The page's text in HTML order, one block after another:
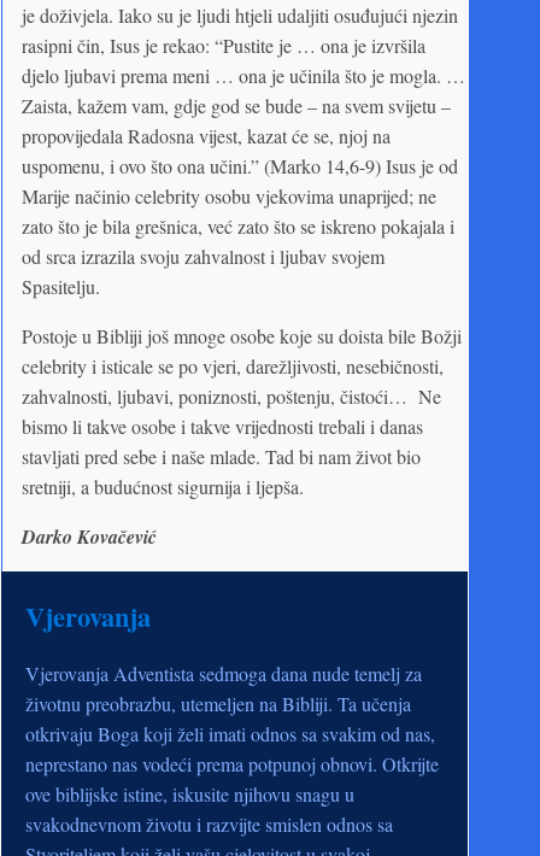
je doživjela. Iako su je ljudi htjeli udaljiti osuđujući njezin
rasipni čin, Isus je rekao: “Pustite je … ona je izvršila
djelo ljubavi prema meni … ona je učinila što je mogla. …
Zaista, kažem vam, gdje god se bude – na svem svijetu –
propovijedala Radosna vijest, kazat će se, njoj na
uspomenu, i ovo što ona učini.” (Marko 14,6-9) Isus je od
Marije načinio celebrity osobu vjekovima unaprijed; ne
zato što je bila grešnica, već zato što se iskreno pokajala i
od srca izrazila svoju zahvalnost i ljubav svojem
Spasitelju.
Postoje u Bibliji još mnoge osobe koje su doista bile Božji
celebrity i isticale se po vjeri, darežljivosti, nesebičnosti,
zahvalnosti, ljubavi, poniznosti, poštenju, čistoći… Ne
bismo li takve osobe i takve vrijednosti trebali i danas
stavljati pred sebe i naše mlade. Tad bi nam život bio
sretniji, a budućnost sigurnija i ljepša.
Darko Kovačević
Vjerovanja
Vjerovanja Adventista sedmoga dana nude temelj za
životnu preobrazbu, utemeljen na Bibliji. Ta učenja
otkrivaju Boga koji želi imati odnos sa svakim od nas,
neprestano nas vodeći prema potpunoj obnovi. Otkrijte
ove biblijske istine, iskusite njihovu snagu u
svakodnevnom životu i razvijte smislen odnos sa